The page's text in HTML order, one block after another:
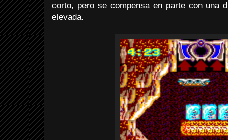
corto, pero se compensa en parte con una
elevada.